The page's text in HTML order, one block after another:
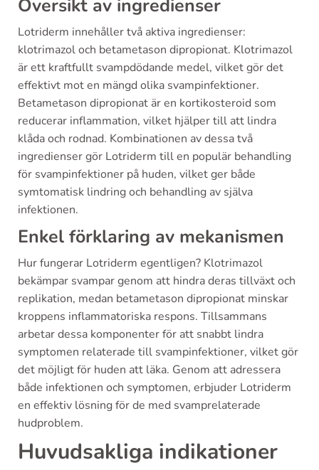
Översikt av ingredienser
Lotriderm innehåller två aktiva ingredienser:
klotrimazol och betametason dipropionat. Klotrimazol
är ett kraftfullt svampdödande medel, vilket gör det
effektivt mot en mängd olika svampinfektioner.
Betametason dipropionat är en kortikosteroid som
reducerar inflammation, vilket hjälper till att lindra
klåda och rodnad. Kombinationen av dessa två
ingredienser gör Lotriderm till en populär behandling
för svampinfektioner på huden, vilket ger både
symtomatisk lindring och behandling av själva
infektionen.
Enkel förklaring av mekanismen
Hur fungerar Lotriderm egentligen? Klotrimazol
bekämpar svampar genom att hindra deras tillväxt och
replikation, medan betametason dipropionat minskar
kroppens inflammatoriska respons. Tillsammans
arbetar dessa komponenter för att snabbt lindra
symptomen relaterade till svampinfektioner, vilket gör
det möjligt för huden att läka. Genom att adressera
både infektionen och symptomen, erbjuder Lotriderm
en effektiv lösning för de med svamprelaterade
hudproblem.
Huvudsakliga indikationer